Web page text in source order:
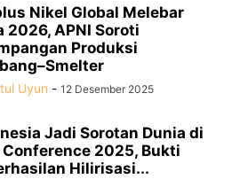
Nikel Global Melebar
2026, APNI Soroti
Produksi
Uyun - 12 Desember 2025
Jadi Sorotan Dunia di
Conference 2025, Bukti
Hilirisasi...